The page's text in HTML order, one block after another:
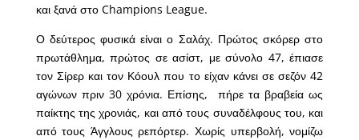
και ξανά στο Champions League.
Ο δεύτερος φυσικά είναι ο Σαλάχ. Πρώτος σκόρερ στο
πρωτάθλημα, πρώτος σε ασίστ, με σύνολο 47, έπιασε
τον Σίρερ και τον Κόουλ που το είχαν κάνει σε σεζόν 42
αγώνων πριν 30 χρόνια. Επίσης, πήρε τα βραβεία ως
παίκτης της χρονιάς, και από τους συναδέλφους του, και
από τους Άγγλους ρεπόρτερ. Χωρίς υπερβολή, νομίζω